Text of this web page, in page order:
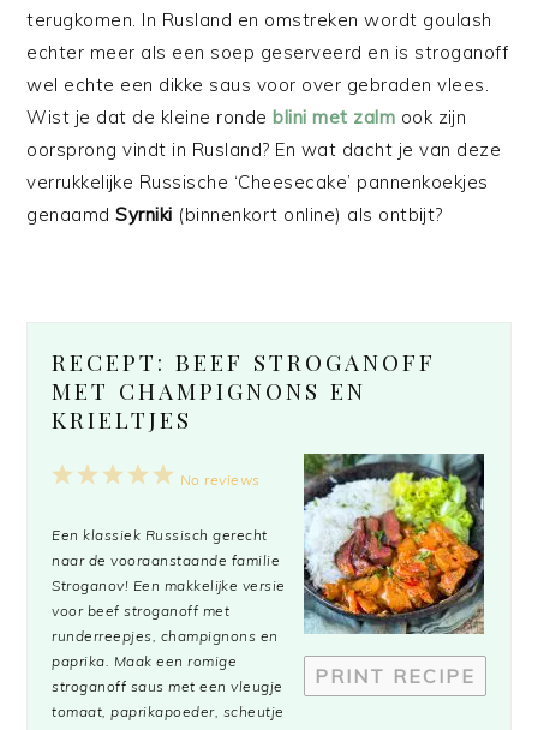
terugkomen. In Rusland en omstreken wordt goulash
echter meer als een soep geserveerd en is stroganoff
wel echte een dikke saus voor over gebraden vlees.
Wist je dat de kleine rondeblini met zalm ook zijn
oorsprong vindt in Rusland? En wat dacht je van deze
verrukkelijke Russische ‘Cheesecake’ pannenkoekjes
genaamdSyrniki (binnenkort online) als ontbijt?
RECEPT: BEEF STROGANOFF
MET CHAMPIGNONS EN
KRIELTJES
PRINT RECIPE
5
4
3
2
1
No reviews
Een klassiek Russisch gerecht
naar de vooraanstaande familie
Stroganov! Een makkelijke versie
voor beef stroganoff met
runderreepjes, champignons en
paprika. Maak een romige
stroganoff saus met een vleugje
tomaat, paprikapoeder, scheutje